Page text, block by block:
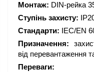
Монтаж: DIN-рейка
Ступінь захисту:
Стандарти: IEC/EN
Призначення:
від перевантаження
Переваги: